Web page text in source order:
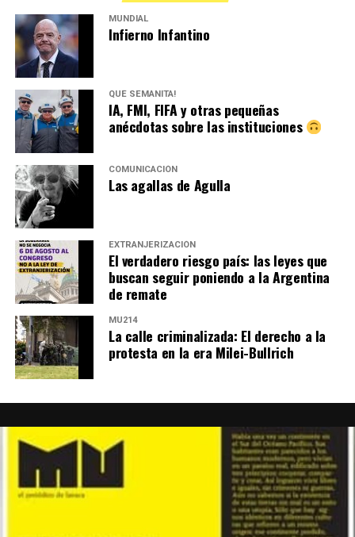
MUNDIAL
Infierno Infantino
QUÉ SEMANITA!
IA, FMI, FIFA y otras pequeñas
anécdotas sobre las instituciones
COMUNICACIÓN
Las agallas de Agulla
EXTRANJERIZACIÓN
El verdadero riesgo país: las leyes que
buscan seguir poniendo a la Argentina
de remate
MU214
La calle criminalizada: El derecho a la
protesta en la era Milei-Bullrich